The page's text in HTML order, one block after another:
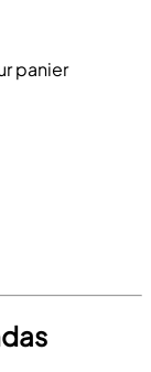
panier